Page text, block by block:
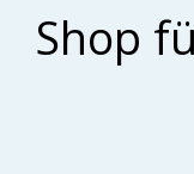
Shop